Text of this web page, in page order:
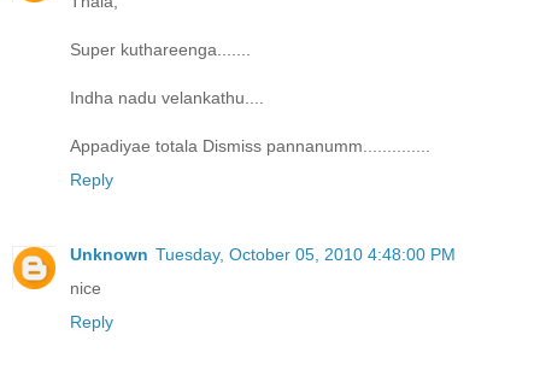
Super kuthareenga.......
Indha nadu velankathu....
Appadiyae totala Dismiss pannanumm..............
Reply
Unknown Tuesday, October 05, 2010 4:48:00 PM
nice
Reply